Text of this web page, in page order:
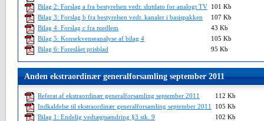
Bilag 2: Forslag a fra bestyrelsen vedr. slutdato for analogt TV 101 Kb
Bilag 3: Forslag b fra bestyrelsen vedr. kanaler i basispakken
107 Kb
Bilag 4: Forslag c fra medlem
43 Kb
Bilag 5: Konsekvenseanalyse af bilag 4
105 Kb
Bilag 6: Foreslået prisblad
95 Kb
Anden ekstraordinær generalforsamling september 2011
Referat af ekstraordinær generalforsamling september 2011
112 Kb
Indkaldelse til ekstraordinær generalforsamling september 2011
105 Kb
Bilag 1: Endelig vedtægtsændring §3 stk. 9
102 Kb